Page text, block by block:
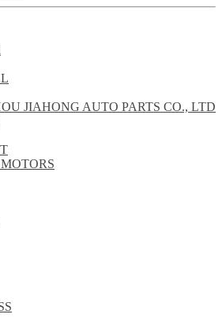
JIAHONG AUTO PARTS CO., LTD